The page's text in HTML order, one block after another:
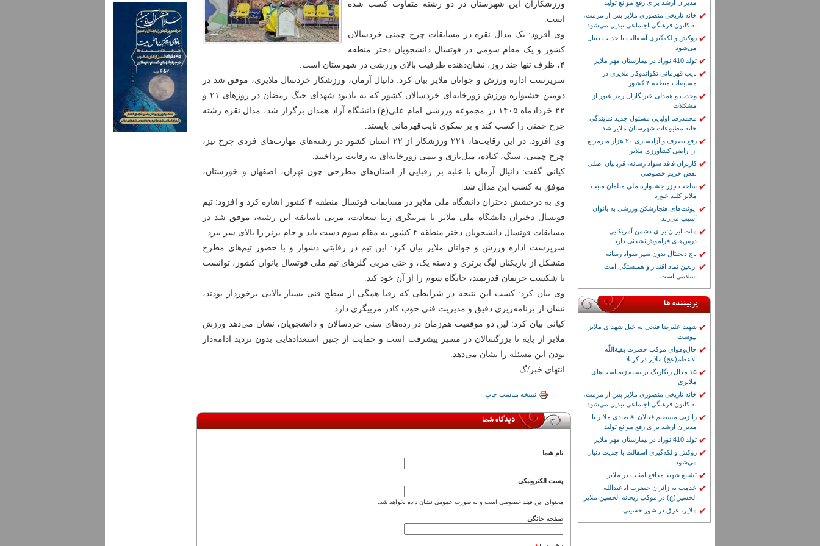
ورزشکاران این شهرستان در دو رشته متفاوت کسب شده
است.
وی افزود: یک مدال نقره در مسابقات چرخ چمنی خردسالان
کشور و یک مقام سومی در فوتسال دانشجویان دختر منطقه
۴، ظرف تنها چند روز، نشان‌دهنده ظرفیت بالای ورزشی در شهرستان است.
سرپرست اداره ورزش و جوانان ملایر بیان کرد: دانیال آرمان، ورزشکار خردسال ملایری، موفق شد در
دومین جشنواره ورزش زورخانه‌ای خردسالان کشور که به یادبود شهدای جنگ رمضان در روزهای ۲۱ و
۲۲ خردادماه ۱۴۰۵ در مجموعه ورزشی امام علی(ع) دانشگاه آزاد همدان برگزار شد، مدال نقره رشته
چرخ چمنی را کسب کند و بر سکوی نایب‌قهرمانی بایستد.
وی افزود: در این رقابت‌ها، ۲۲۱ ورزشکار از ۲۲ استان کشور در رشته‌های مهارت‌های فردی چرخ تیز،
چرخ چمنی، سنگ، کباده، میل‌بازی و تیمی زورخانه‌ای به رقابت پرداختند.
کیانی گفت: دانیال آرمان با غلبه بر رقبایی از استان‌های مطرحی چون تهران، اصفهان و خوزستان،
موفق به کسب این مدال شد.
وی به درخشش دختران دانشگاه ملی ملایر در مسابقات فوتسال منطقه ۴ کشور اشاره کرد و افزود: تیم
فوتسال دختران دانشگاه ملی ملایر با مربیگری زیبا سعادت، مربی باسابقه این رشته، موفق شد در
مسابقات فوتسال دانشجویان دختر منطقه ۴ کشور به مقام سوم دست یابد و جام برنز را بالای سر ببرد.
سرپرست اداره ورزش و جوانان ملایر بیان کرد: این تیم در رقابتی دشوار و با حضور تیم‌های مطرح
متشکل از بازیکنان لیگ برتری و دسته یک، و حتی مربی گلرهای تیم ملی فوتسال بانوان کشور، توانست
با شکست حریفان قدرتمند، جایگاه سوم را از آن خود کند.
وی بیان کرد: کسب این نتیجه در شرایطی که رقبا همگی از سطح فنی بسیار بالایی برخوردار بودند،
نشان از برنامه‌ریزی دقیق و مدیریت فنی خوب کادر مربیگری دارد.
کیانی بیان کرد: لین دو موفقیت هم‌زمان در رده‌های سنی خردسالان و دانشجویان، نشان می‌دهد ورزش
ملایر از پایه تا بزرگسالان در مسیر پیشرفت است و حمایت از چنین استعدادهایی بدون تردید ادامه‌دار
بودن این مسئله را نشان می‌دهد.
انتهای خبر/گ
نسخه مناسب چاپ
دیدگاه شما
نام شما
پست الکترونیکی
محتوای این فیلد خصوصی است و به صورت عمومی نشان داده نخواهد شد.
صفحه خانگی
مدیران ارشد برای رفع موانع تولید
خانه تاریخی منصوری ملایر پس از مرمت،
به کانون فرهنگی اجتماعی تبدیل می‌شود
روکش و لکه‌گیری آسفالت با جدیت دنبال
می‌شود
تولد 410 نوزاد در بیمارستان مهر ملایر
نایب قهرمانی تکواندوکار ملایری در
مسابقات منطقه ۴ کشور
وحدت و همدلی خبرنگاران رمز عبور از
مشکلات
محمدرضا اولیایی مسئول جدید نمایندگی
خانه مطبوعات شهرستان ملایر شد
رفع تصرف و آزادسازی ۲۰ هزار مترمربع
از اراضی کشاورزی ملایر
کاربران فاقد سواد رسانه، قربانیان اصلی
نقض حریم خصوصی
ساخت تیزر جشنواره ملی مبلمان منبت
ملایر کلید خورد
ایونت‌های هنجارشکن ورزشی به بانوان
آسیب می‌زند
ملت ایران برای دشمن آمریکایی
درس‌های فراموش‌نشدنی دارد
باج دیجیتال بدون سپر سواد رسانه
اربعین نماد اقتدار و همبستگی امت
اسلامی است
پربیننده ها
شهید علیرضا فتحی به خیل شهدای ملایر
پیوست
حال‌وهوای موکب حضرت بقیة‌اللّٰه
الاعظم(عج) ملایر در کربلا
۱۵ مدال رنگارنگ بر سینه ژیمناست‌های
ملایری
خانه تاریخی منصوری ملایر پس از مرمت،
به کانون فرهنگی اجتماعی تبدیل می‌شود
رایزنی مستقیم فعالان اقتصادی ملایر با
مدیران ارشد برای رفع موانع تولید
تولد 410 نوزاد در بیمارستان مهر ملایر
روکش و لکه‌گیری آسفالت با جدیت دنبال
می‌شود
تشییع شهید مدافع امنیت در ملایر
خدمت به زائران حضرت اباعبدالله
الحسین(ع) در موکب ریحانه الحسین ملایر
ملایر، غرق در شور حسینی